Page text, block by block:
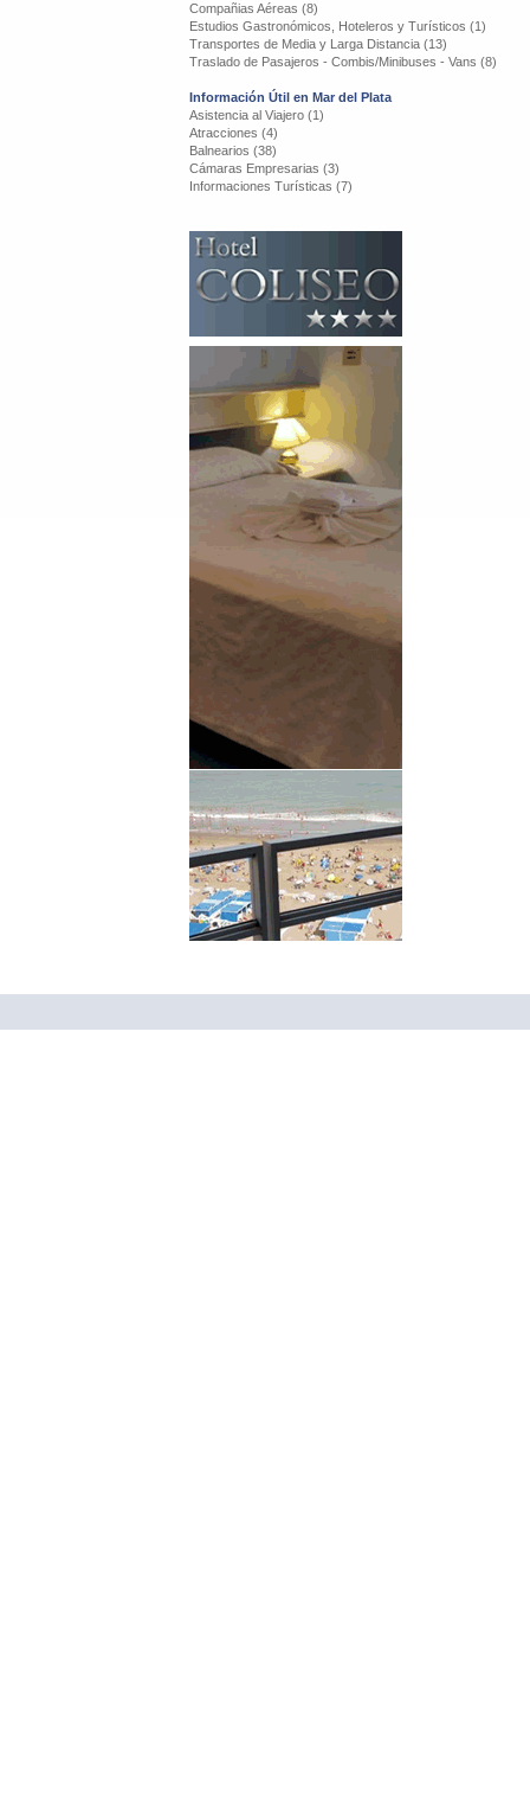
Compañias Aéreas (8)
Estudios Gastronómicos, Hoteleros y Turísticos (1)
Transportes de Media y Larga Distancia (13)
Traslado de Pasajeros - Combis/Minibuses - Vans (8)
Información Útil en Mar del Plata
Asistencia al Viajero (1)
Atracciones (4)
Balnearios (38)
Cámaras Empresarias (3)
Informaciones Turísticas (7)